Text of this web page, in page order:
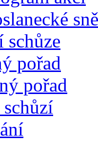
schůze
pořad
pořad